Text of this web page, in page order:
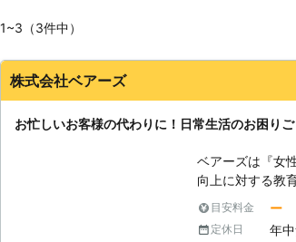
1~3（3件中）
株式会社ベアーズ
お忙しいお客様の代わりに！日常生活のお困り
ベアーズは『女
向上に対する教
理念に掲げ、常
ビス業界のリー
【安全】～登録
目安料金 ー
定休日 年